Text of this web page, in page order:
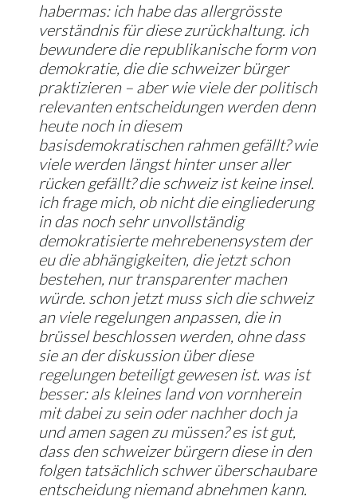
habermas: ich habe das allergrösste
verständnis für diese zurückhaltung. ich
bewundere die republikanische form von
demokratie, die die schweizer bürger
praktizieren – aber wie viele der politisch
relevanten entscheidungen werden denn
heute noch in diesem
basisdemokratischen rahmen gefällt? wie
viele werden längst hinter unser aller
rücken gefällt? die schweiz ist keine insel.
ich frage mich, ob nicht die eingliederung
in das noch sehr unvollständig
demokratisierte mehrebenensystem der
eu die abhängigkeiten, die jetzt schon
bestehen, nur transparenter machen
würde. schon jetzt muss sich die schweiz
an viele regelungen anpassen, die in
brüssel beschlossen werden, ohne dass
sie an der diskussion über diese
regelungen beteiligt gewesen ist. was ist
besser: als kleines land von vornherein
mit dabei zu sein oder nachher doch ja
und amen sagen zu müssen? es ist gut,
dass den schweizer bürgern diese in den
folgen tatsächlich schwer überschaubare
entscheidung niemand abnehmen kann.